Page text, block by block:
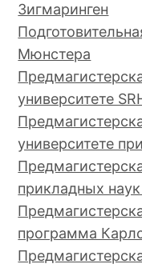
Зигмаринген
Мюнстера
университете
университете
прикладных наук
программа